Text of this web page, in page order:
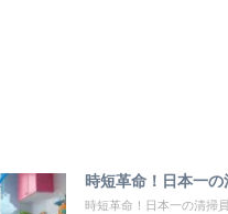
時短革命！日本一
時短革命！日本一の清掃